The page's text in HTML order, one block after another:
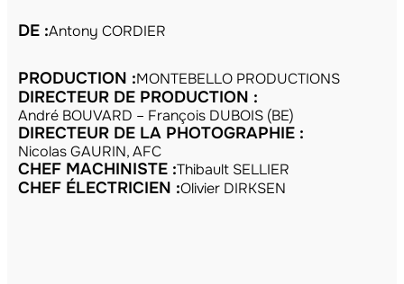
DE :Antony CORDIER
PRODUCTION :MONTEBELLO PRODUCTIONS
DIRECTEUR DE PRODUCTION :
André BOUVARD – François DUBOIS (BE)
DIRECTEUR DE LA PHOTOGRAPHIE :
Nicolas GAURIN, AFC
CHEF MACHINISTE :Thibault SELLIER
CHEF ÉLECTRICIEN :Olivier DIRKSEN